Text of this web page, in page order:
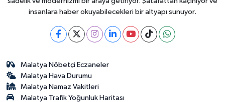
insanlara haber okuyabilecekleri bir altyapı sunuyor.
Malatya Nöbetçi Eczaneler
Malatya Hava Durumu
Malatya Namaz Vakitleri
Malatya Trafik Yoğunluk Haritası